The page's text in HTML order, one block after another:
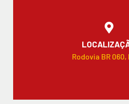
Rodovia BR 060,